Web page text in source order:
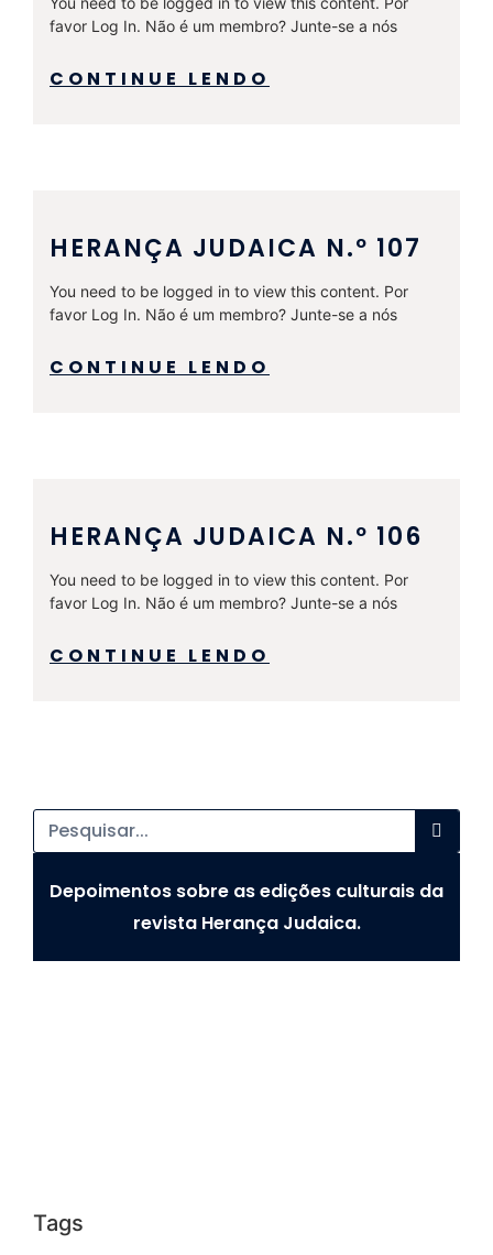
favor Log In. Não é um membro? Junte-se a nós
CONTINUE LENDO
HERANÇA JUDAICA N.º 107
You need to be logged in to view this content. Por
favor Log In. Não é um membro? Junte-se a nós
CONTINUE LENDO
HERANÇA JUDAICA N.º 106
You need to be logged in to view this content. Por
favor Log In. Não é um membro? Junte-se a nós
CONTINUE LENDO
Depoimentos sobre as edições culturais da
revista Herança Judaica.
Tags